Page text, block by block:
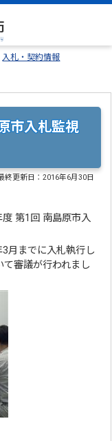
入札・契約情報
入札監視
終更新日：2016年6月30日
第1回 南島原市入
月までに入札執行し
審議が行われまし